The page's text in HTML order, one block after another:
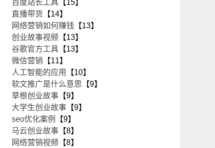
百度站长工具 【15】
直播带货 【14】
网络营销如何赚钱 【13】
创业故事视频 【13】
谷歌官方工具 【13】
微信营销 【11】
人工智能的应用
【10】
软文推广是什么意思 【9】
草根创业故事 【9】
大学生创业故事 【9】
seo优化案例
【9】
马云创业故事 【8】
网络营销视频 【8】